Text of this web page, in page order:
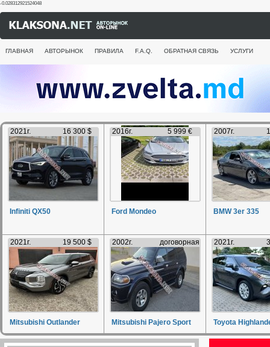
-0.028312921524048
ГЛАВНАЯ АВТОРЫНОК ПРАВИЛА F.A.Q. ОБРАТНАЯ СВЯЗЬ УСЛУГИ
2021г. 16 300 $
Infiniti QX50
2016г. 5 999 €
Ford Mondeo
2007г.
BMW 3er 335
2021г. 19 500 $
Mitsubishi Outlander
2002г. договорная
Mitsubishi Pajero Sport
2021г.
Toyota